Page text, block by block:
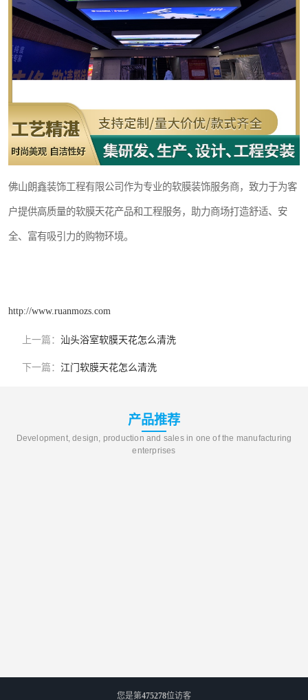
佛山朗鑫装饰工程有限公司作为专业的软膜装饰服务商，致力于为客
户提供高质量的软膜天花产品和工程服务，助力商场打造舒适、安
全、富有吸引力的购物环境。
http://www.ruanmozs.com
上一篇： 汕头浴室软膜天花怎么清洗
下一篇： 江门软膜天花怎么清洗
产品推荐
Development, design, production and sales in one of the manufacturing
enterprises
您是第475278位访客